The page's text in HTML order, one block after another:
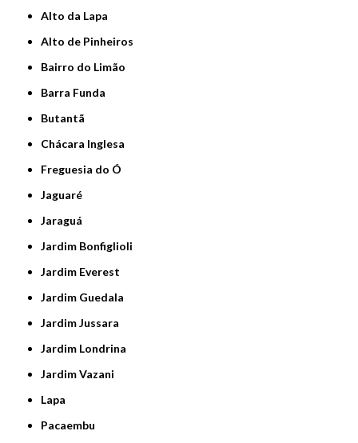
Alto da Lapa
Alto de Pinheiros
Bairro do Limão
Barra Funda
Butantã
Chácara Inglesa
Freguesia do Ó
Jaguaré
Jaraguá
Jardim Bonfiglioli
Jardim Everest
Jardim Guedala
Jardim Jussara
Jardim Londrina
Jardim Vazani
Lapa
Pacaembu